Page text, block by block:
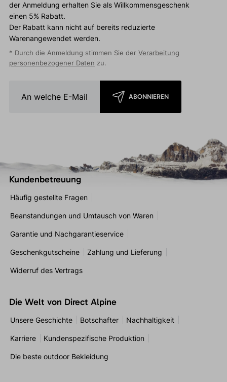
der Anmeldung erhalten Sie als Willkommensgeschenk
einen 5% Rabatt.
Der Rabatt kann nicht auf bereits reduzierte
Warenangewendet werden.
* Durch die Anmeldung stimmen Sie der Verarbeitung
personenbezogener Daten zu.
ABONNIEREN
Kundenbetreuung
Häufig gestellte Fragen
Beanstandungen und Umtausch von Waren
Garantie und Nachgarantieservice
Geschenkgutscheine Zahlung und Lieferung
Widerruf des Vertrags
Die Welt von Direct Alpine
Unsere Geschichte Botschafter Nachhaltigkeit
Karriere Kundenspezifische Produktion
Die beste outdoor Bekleidung